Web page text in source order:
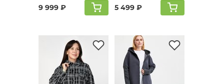
9 999 ₽ 5 499 ₽